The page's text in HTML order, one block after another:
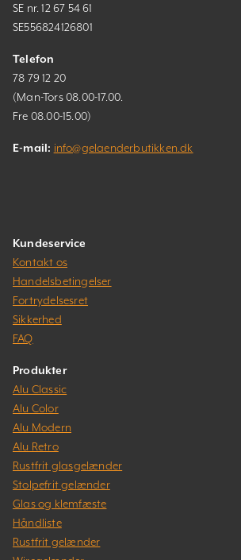
SE nr. 12 67 54 61
SE556824126801
Telefon
78 79 12 20
(Man-Tors 08.00-17.00.
Fre 08.00-15.00)
E-mail: info@gelaenderbutikken.dk
Kundeservice
Kontakt os
Handelsbetingelser
Fortrydelsesret
Sikkerhed
FAQ
Produkter
Alu Classic
Alu Color
Alu Modern
Alu Retro
Rustfrit glasgelænder
Stolpefrit gelænder
Glas og klemfæste
Håndliste
Rustfrit gelænder